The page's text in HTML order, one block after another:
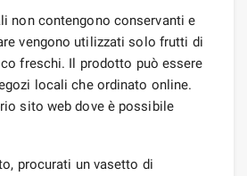
non contengono conservanti e
vengono utilizzati solo frutti di
freschi. Il prodotto può essere
locali che ordinato online.
sito web dove è possibile
procurati un vasetto di